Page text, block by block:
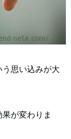
う思い込みが大
が変わりま